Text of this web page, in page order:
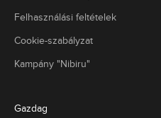
Felhasználási feltételek
Cookie-szabályzat
Kampány "Nibiru"
Gazdag